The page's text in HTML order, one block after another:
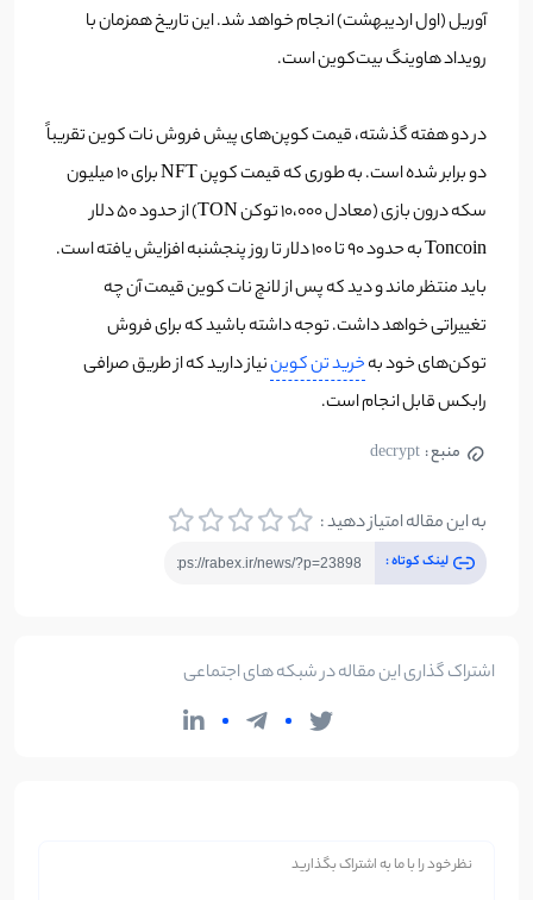
آوریل (اول اردیبهشت) انجام خواهد شد. این تاریخ همزمان با
رویداد هاوینگ بیت‌کوین است.
در دو هفته گذشته، قیمت کوپن‌های پیش‌ فروش نات کوین تقریباً
دو برابر شده است. به طوری که قیمت کوپن NFT برای 10 میلیون
سکه درون بازی (معادل 10،000 توکن TON) از حدود 50 دلار
Toncoin به حدود 90 تا 100 دلار تا روز پنجشنبه افزایش یافته است.
باید منتظر ماند و دید که پس از لانچ نات کوین قیمت آن چه
تغییراتی خواهد داشت. توجه داشته باشید که برای فروش
توکن‌های خود بهخرید تن کویننیاز دارید که از طریق صرافی‌
رابکس قابل انجام است.
منبع : decrypt
به این مقاله امتیاز دهید :
لینک کوتاه :
اشتراک گذاری این مقاله در شبکه های اجتماعی